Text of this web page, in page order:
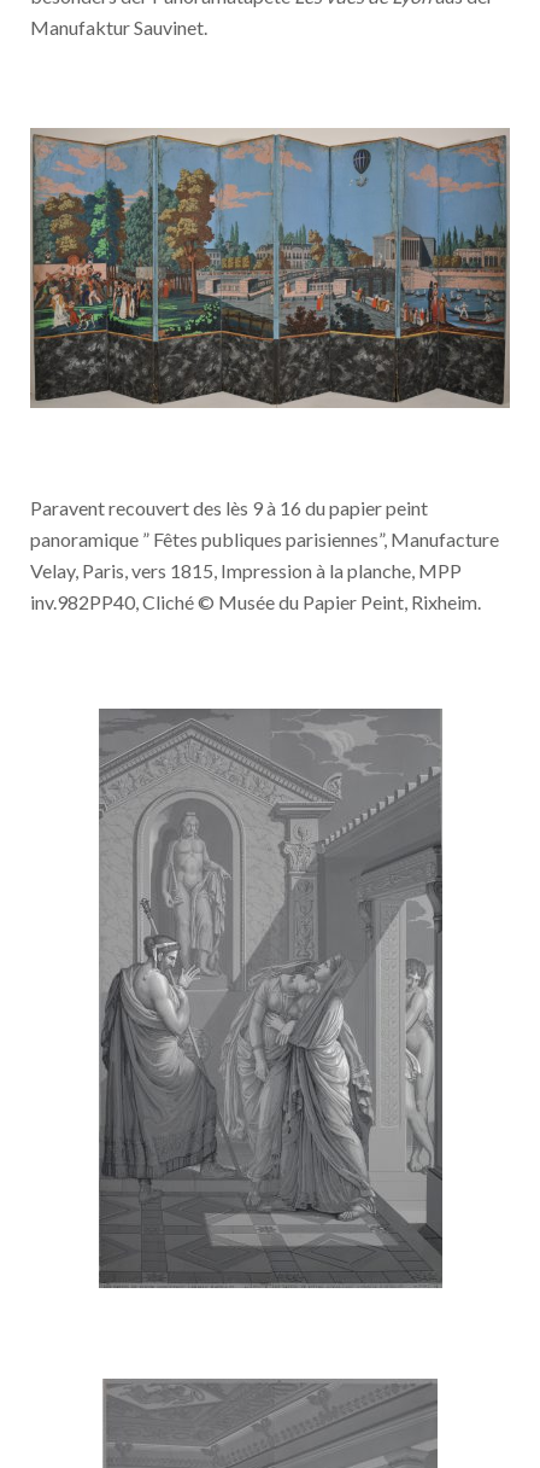
Manufaktur Sauvinet.
Paravent recouvert des lès 9 à 16 du papier peint
panoramique ” Fêtes publiques parisiennes”, Manufacture
Velay, Paris, vers 1815, Impression à la planche, MPP
inv.982PP40, Cliché © Musée du Papier Peint, Rixheim.